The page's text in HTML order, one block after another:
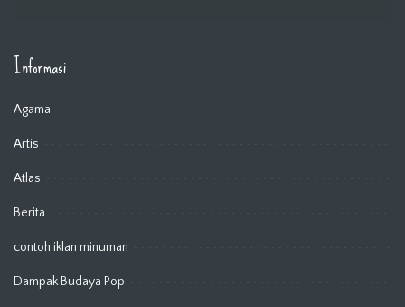
Informasi
Agama
Artis
Atlas
Berita
contoh iklan minuman
Dampak Budaya Pop